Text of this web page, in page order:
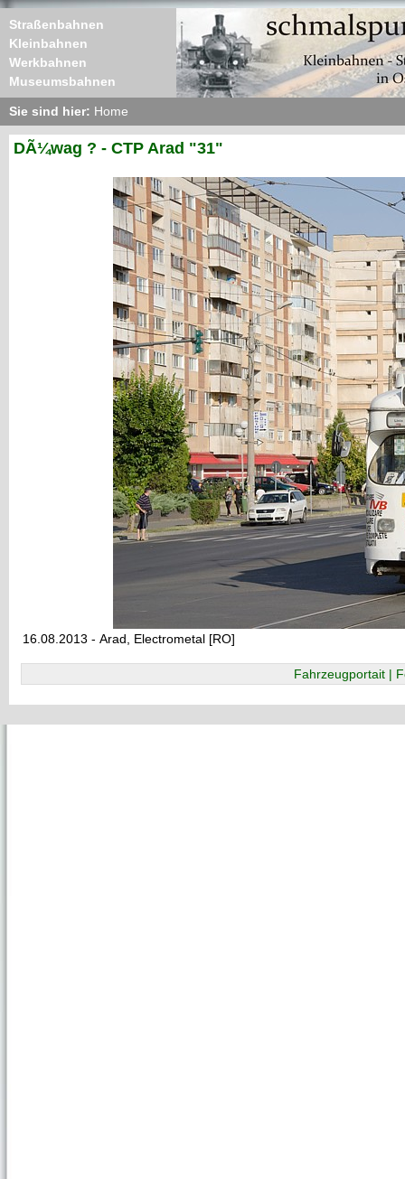
Straßenbahnen
Kleinbahnen
Werkbahnen
Museumsbahnen
Sie sind hier: Home
DÃ¼wag ? - CTP Arad "31"
16.08.2013 - Arad, Electrometal [RO]
Fahrzeugportait |